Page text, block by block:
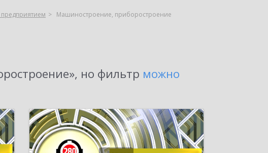
Машиностроение, приборостроение
, но фильтр можно